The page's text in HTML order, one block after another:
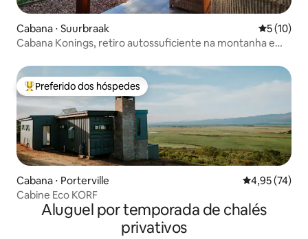
Cabana ⋅ Suurbraak 5 de uma
5 (10)
Cabana Konings, retiro autossuficiente na montanha em
Entre os melhores preferidos dos hóspedes
Preferido dos hóspedes
Cabana ⋅ Porterville 4,95 de uma
4,95 (74)
Cabine Eco KORF
Aluguel por temporada de chalés
privativos